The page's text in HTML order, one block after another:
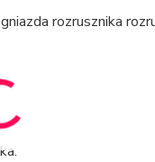
rozrusznika